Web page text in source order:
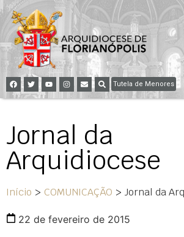
Tutela de Menores
Jornal da
Arquidiocese
Início > COMUNICAÇÃO > Jornal da
22 de fevereiro de 2015